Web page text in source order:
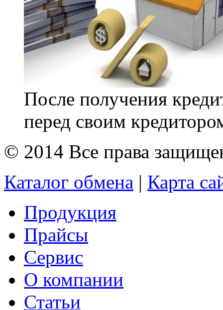
После получения
перед своим
© 2014 Все права
Каталог обмена | Карта
Продукция
Прайсы
Сервис
О компании
Статьи